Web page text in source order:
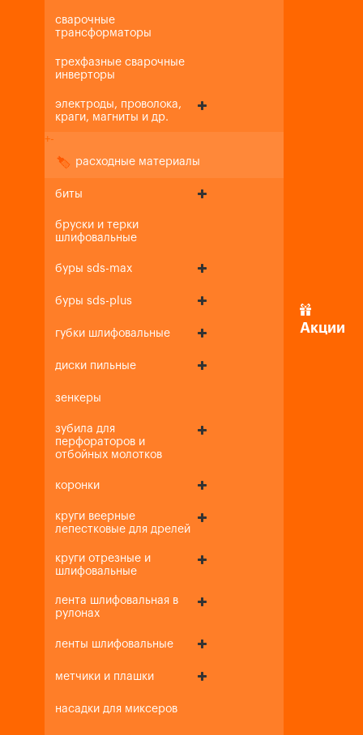
сварочные
трансформаторы
трехфазные сварочные
инверторы
электроды, проволока,
краги, магниты и др.
+-
расходные материалы
биты
бруски и терки
шлифовальные
буры sds-max
буры sds-plus
губки шлифовальные
диски пильные
зенкеры
зубила для
перфораторов и
отбойных молотков
коронки
круги веерные
лепестковые для дрелей
круги отрезные и
шлифовальные
лента шлифовальная в
рулонах
ленты шлифовальные
метчики и плашки
насадки для миксеров
Акции